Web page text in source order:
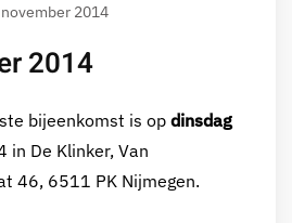
2014
2014
bijeenkomst is opdinsdag
in De Klinker, Van
46, 6511 PK Nijmegen.